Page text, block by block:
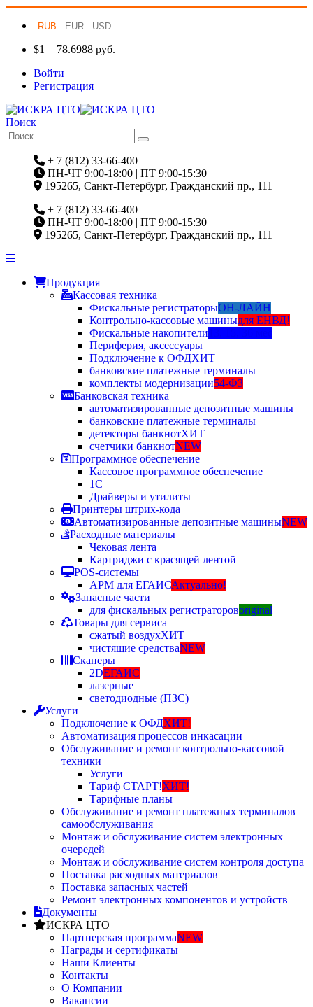
RUB EUR USD
$1 = 78.6988 руб.
Войти
Регистрация
Поиск
+ 7 (812) 33-66-400
ПН-ЧТ 9:00-18:00 | ПТ 9:00-15:30
195265, Санкт-Петербург, Гражданский пр., 111
+ 7 (812) 33-66-400
ПН-ЧТ 9:00-18:00 | ПТ 9:00-15:30
195265, Санкт-Петербург, Гражданский пр., 111
Продукция
Кассовая техника
Фискальные регистраторыОН-ЛАЙН
Контрольно-кассовые машиныдля ЕНВД!
Фискальные накопители
Периферия, аксессуары
Подключение к ОФДХИТ
банковские платежные терминалы
комплекты модернизации54-ФЗ
Банковская техника
автоматизированные депозитные машины
банковские платежные терминалы
детекторы банкнотХИТ
счетчики банкнотNEW
Программное обеспечение
Кассовое программное обеспечение
1С
Драйверы и утилиты
Принтеры штрих-кода
Автоматизированные депозитные машиныNEW
Расходные материалы
Чековая лента
Картриджи с красящей лентой
POS-системы
АРМ для ЕГАИСАктуально!
Запасные части
для фискальных регистраторовoriginal
Товары для сервиса
сжатый воздухХИТ
чистящие средстваNEW
Сканеры
2DЕГАИС
лазерные
светодиодные (ПЗС)
Услуги
Подключение к ОФДХИТ!
Автоматизация процессов инкасации
Обслуживание и ремонт контрольно-кассовой
техники
Услуги
Тариф СТАРТ!ХИТ!
Тарифные планы
Обслуживание и ремонт платежных терминалов
самообслуживания
Монтаж и обслуживание систем электронных
очередей
Монтаж и обслуживание систем контроля доступа
Поставка расходных материалов
Поставка запасных частей
Ремонт электронных компонентов и устройств
Документы
ИСКРА ЦТО
Партнерская программаNEW
Награды и сертификаты
Наши Клиенты
Контакты
О Компании
Вакансии